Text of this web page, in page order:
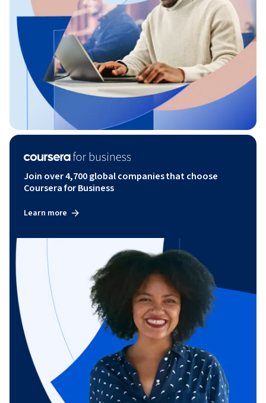
Join over 4,700 global companies that choose
Coursera for Business
Learn more